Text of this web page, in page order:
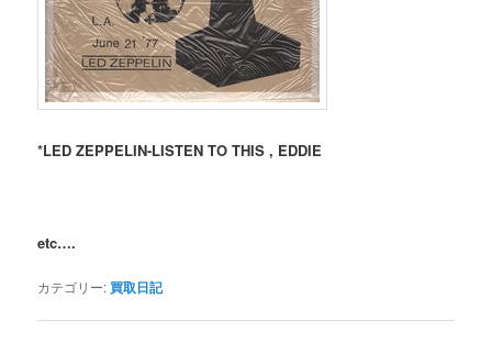
*LED ZEPPELIN-LISTEN TO THIS , EDDIE
etc….
カテゴリー: 買取日記